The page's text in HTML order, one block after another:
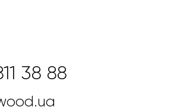
38 88